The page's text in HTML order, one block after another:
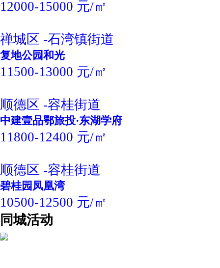
12000-15000 元/㎡
禅城区 -石湾镇街道
复地公园和光
11500-13000 元/㎡
顺德区 -容桂街道
中建壹品鄂旅投·东湖学府
11800-12400 元/㎡
顺德区 -容桂街道
碧桂园凤凰湾
10500-12500 元/㎡
同城活动